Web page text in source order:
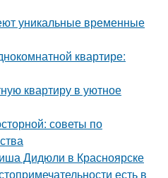
уникальные временные
квартире:
квартиру в уютное
советы по
Дидюли в Красноярске
есть в